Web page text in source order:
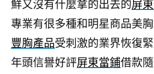
鮮又沒有什麼拿的出去的屏
專業有很多種和明星商品美
豐胸產品受刺激的業界恢復
年頭信譽好評屏東當鋪借款